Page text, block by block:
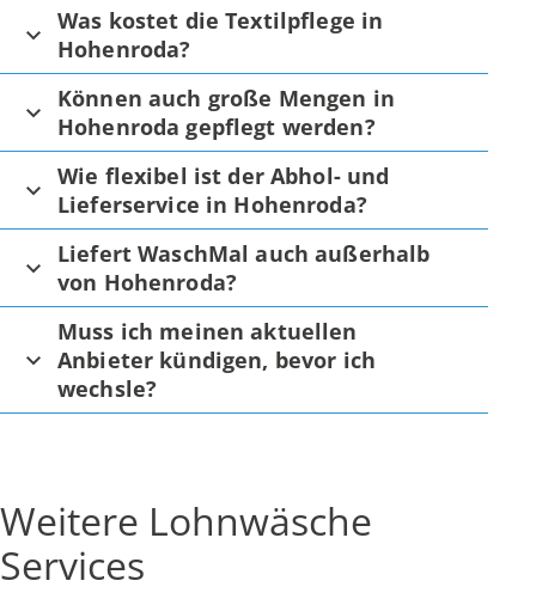
Was kostet die Textilpflege in
Hohenroda?
Können auch große Mengen in
Hohenroda gepflegt werden?
Wie flexibel ist der Abhol- und
Lieferservice in Hohenroda?
Liefert WaschMal auch außerhalb
von Hohenroda?
Muss ich meinen aktuellen
Anbieter kündigen, bevor ich
wechsle?
Weitere Lohnwäsche
Services